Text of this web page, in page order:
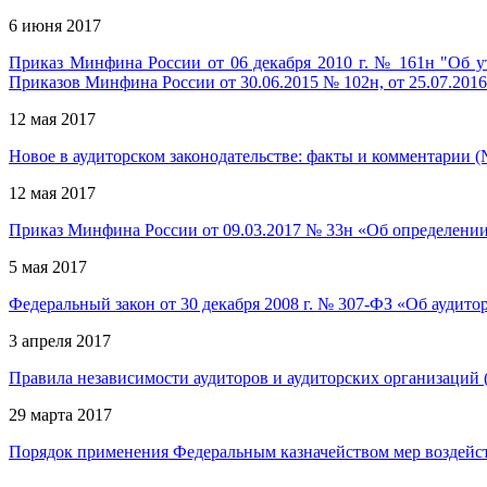
6 июня 2017
Приказ Минфина России от 06 декабря 2010 г. № 161н "Об
Приказов Минфина России от 30.06.2015 № 102н, от
12 мая 2017
Новое в аудиторском законодательстве: факты и
12 мая 2017
Приказ Минфина России от 09.03.2017 № 33н «Об определении
5 мая 2017
Федеральный закон от 30 декабря 2008 г. № 307-ФЗ «Об
3 апреля 2017
Правила независимости аудиторов и аудиторских
29 марта 2017
Порядок применения Федеральным казначейством мер